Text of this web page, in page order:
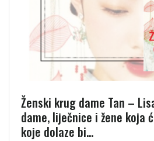
Ženski krug dame Tan –
dame, liječnice i žene koja
koje dolaze bi...